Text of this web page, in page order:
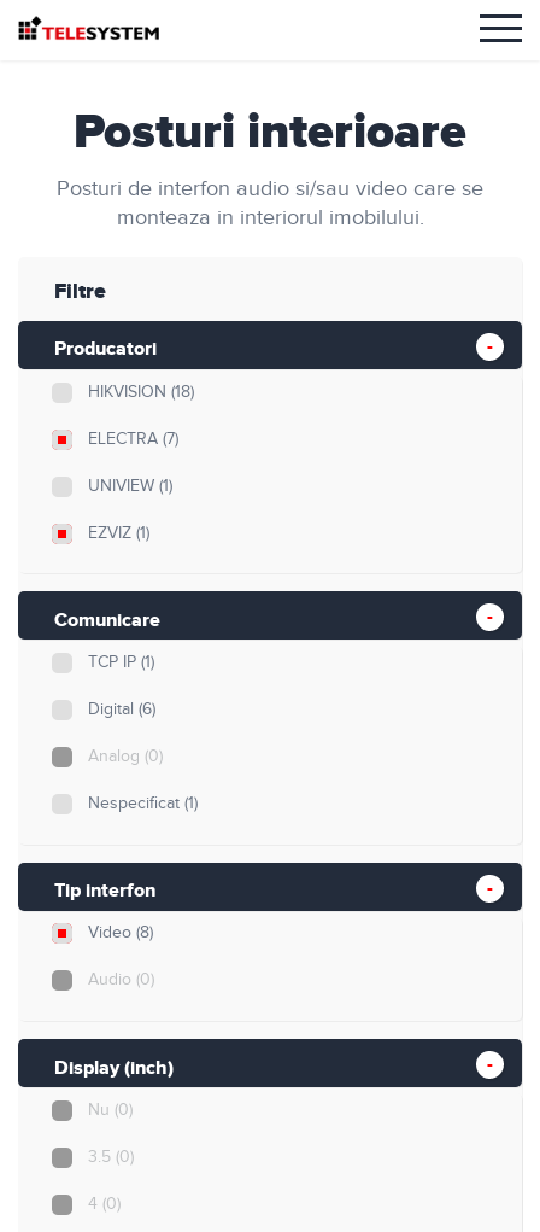
Posturi interioare
Posturi de interfon audio si/sau video care se
monteaza in interiorul imobilului.
Filtre
Producatori
HIKVISION (18)
ELECTRA (7)
UNIVIEW (1)
EZVIZ (1)
Comunicare
TCP IP (1)
Digital (6)
Analog (0)
Nespecificat (1)
Tip interfon
Video (8)
Audio (0)
Display (inch)
Nu (0)
3.5 (0)
4 (0)